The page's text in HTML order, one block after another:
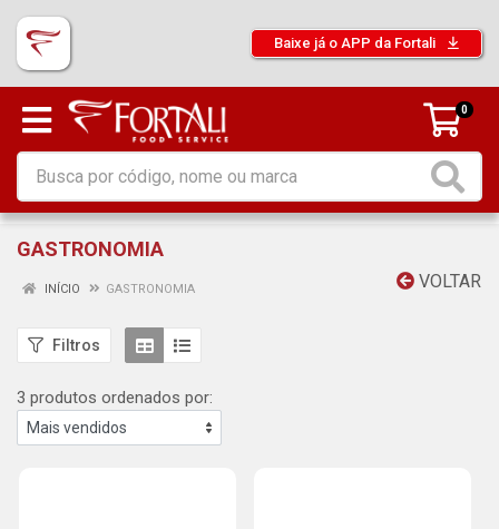
Baixe já o APP da Fortali
0
GASTRONOMIA
VOLTAR
INÍCIO GASTRONOMIA
Filtros
3 produtos ordenados por: